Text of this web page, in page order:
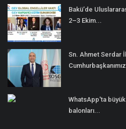
Bakü’de
2–3 Ekim...
Sn. Ahmet Serdar
WhatsApp'ta
balonları...